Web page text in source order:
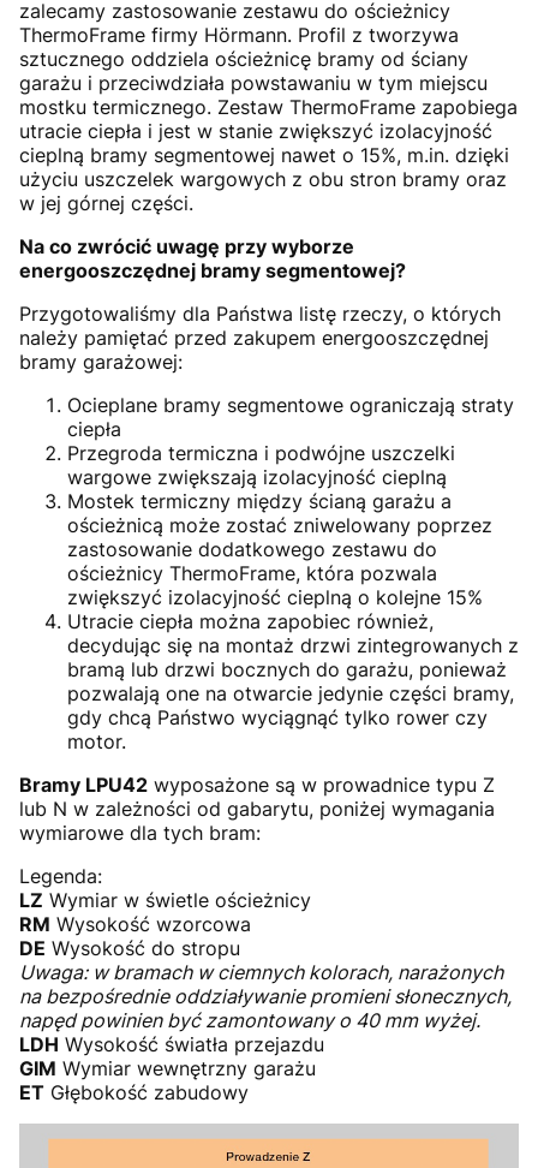
zalecamy zastosowanie zestawu do ościeżnicy
ThermoFrame firmy Hörmann. Profil z tworzywa
sztucznego oddziela ościeżnicę bramy od ściany
garażu i przeciwdziała powstawaniu w tym miejscu
mostku termicznego. Zestaw ThermoFrame zapobiega
utracie ciepła i jest w stanie zwiększyć izolacyjność
cieplną bramy segmentowej nawet o 15%, m.in. dzięki
użyciu uszczelek wargowych z obu stron bramy oraz
w jej górnej części.
Na co zwrócić uwagę przy wyborze
energooszczędnej bramy segmentowej?
Przygotowaliśmy dla Państwa listę rzeczy, o których
należy pamiętać przed zakupem energooszczędnej
bramy garażowej:
Ocieplane bramy segmentowe ograniczają straty
ciepła
Przegroda termiczna i podwójne uszczelki
wargowe zwiększają izolacyjność cieplną
Mostek termiczny między ścianą garażu a
ościeżnicą może zostać zniwelowany poprzez
zastosowanie dodatkowego zestawu do
ościeżnicy ThermoFrame, która pozwala
zwiększyć izolacyjność cieplną o kolejne 15%
Utracie ciepła można zapobiec również,
decydując się na montaż drzwi zintegrowanych z
bramą lub drzwi bocznych do garażu, ponieważ
pozwalają one na otwarcie jedynie części bramy,
gdy chcą Państwo wyciągnąć tylko rower czy
motor.
Bramy LPU42 wyposażone są w prowadnice typu Z
lub N w zależności od gabarytu, poniżej wymagania
wymiarowe dla tych bram:
Legenda:
LZ Wymiar w świetle ościeżnicy
RM Wysokość wzorcowa
DE Wysokość do stropu
Uwaga: w bramach w ciemnych kolorach, narażonych
na bezpośrednie oddziaływanie promieni słonecznych,
napęd powinien być zamontowany o 40 mm wyżej.
LDH Wysokość światła przejazdu
GIM Wymiar wewnętrzny garażu
ET Głębokość zabudowy